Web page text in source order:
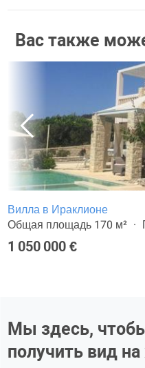
Вас также
Вилла в Ираклионе
Общая площадь 170 м²
1 050 000 €
Мы здесь,
получить вид